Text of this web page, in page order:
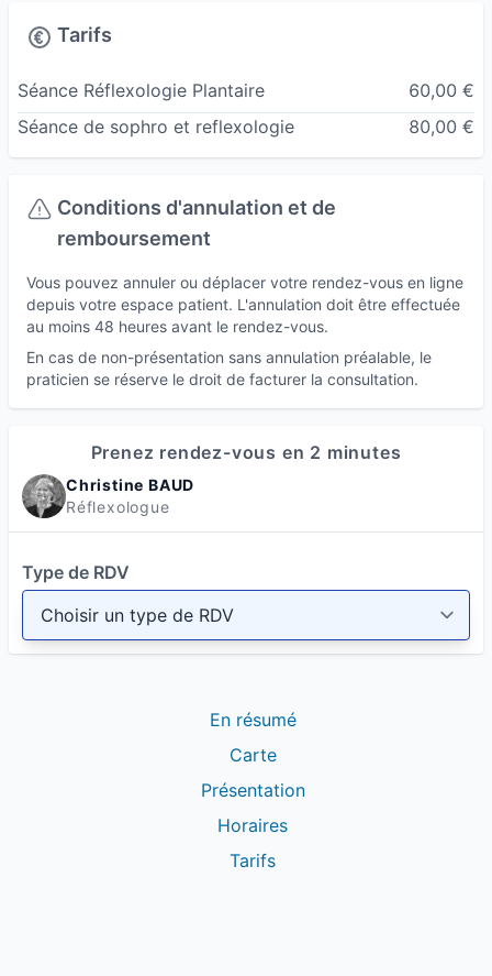
Tarifs
Séance Réflexologie Plantaire
60,00 €
Séance de sophro et reflexologie
80,00 €
Conditions d'annulation et de
remboursement
Vous pouvez annuler ou déplacer votre rendez-vous en ligne
depuis votre espace patient. L'annulation doit être effectuée
au moins 48 heures avant le rendez-vous.
En cas de non-présentation sans annulation préalable, le
praticien se réserve le droit de facturer la consultation.
Prenez rendez-vous en 2 minutes
Christine BAUD
Réflexologue
Type de RDV
En résumé
Carte
Présentation
Horaires
Tarifs